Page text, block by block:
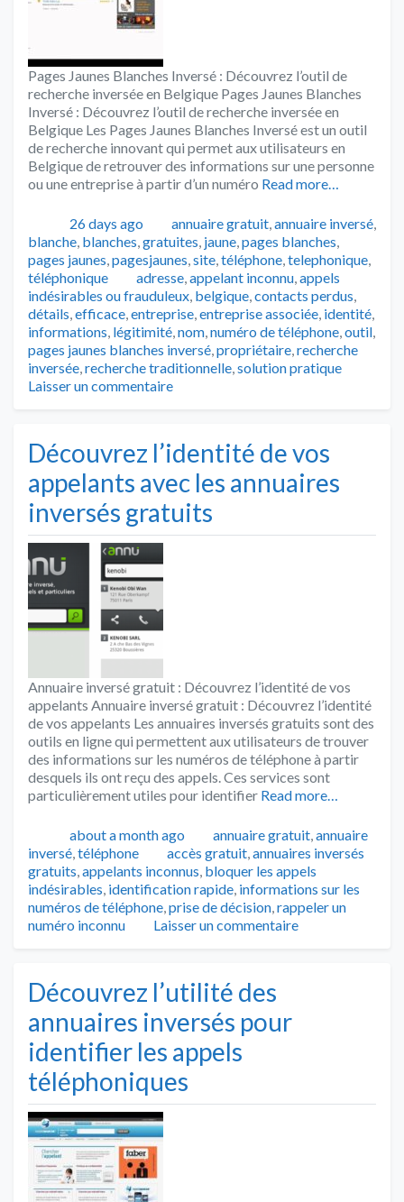
Pages Jaunes Blanches Inversé : Découvrez l’outil de
recherche inversée en Belgique Pages Jaunes Blanches
Inversé : Découvrez l’outil de recherche inversée en
Belgique Les Pages Jaunes Blanches Inversé est un outil
de recherche innovant qui permet aux utilisateurs en
Belgique de retrouver des informations sur une personne
ou une entreprise à partir d’un numéro Read more…
Publié26 days ago Catégories
annuaire gratuit,annuaire inversé,
blanche, blanches,gratuites, jaune,pages blanches,
pages jaunes,pagesjaunes,site,téléphone,telephonique,
téléphonique
Tags
adresse,appelant inconnu,appels
indésirables ou frauduleux, belgique,contacts perdus,
détails,efficace,entreprise,entreprise associée, identité,
informations, légitimité,nom,numéro de téléphone,outil,
pages jaunes blanches inversé,propriétaire,recherche
inversée,recherche traditionnelle,solution pratique
Laisser un commentaire
Découvrez l’identité de vos
appelants avec les annuaires
inversés gratuits
Annuaire inversé gratuit : Découvrez l’identité de vos
appelants Annuaire inversé gratuit : Découvrez l’identité
de vos appelants Les annuaires inversés gratuits sont des
outils en ligne qui permettent aux utilisateurs de trouver
des informations sur les numéros de téléphone à partir
desquels ils ont reçu des appels. Ces services sont
particulièrement utiles pour identifier Read more…
Publié
about a month ago Catégories
annuaire gratuit,annuaire
inversé,téléphone Tags
accès gratuit,annuaires inversés
gratuits,appelants inconnus, bloquer les appels
indésirables, identification rapide, informations sur les
numéros de téléphone,prise de décision,rappeler un
numéro inconnu
Laisser un commentaire
Découvrez l’utilité des
annuaires inversés pour
identifier les appels
téléphoniques